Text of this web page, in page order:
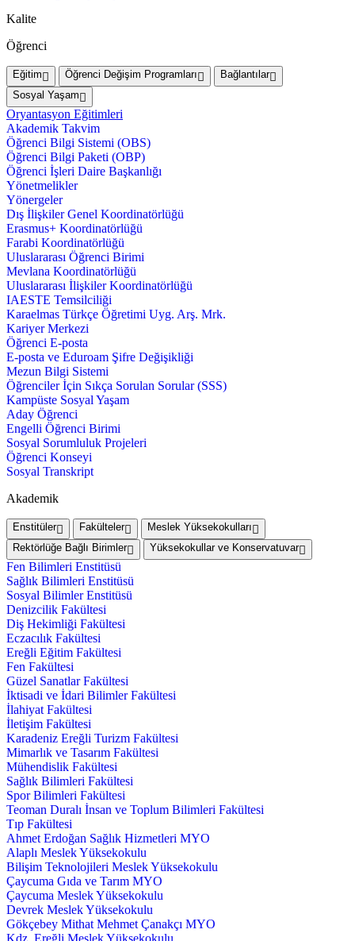
Kalite
Öğrenci
Eğitim Öğrenci Değişim Programları
Bağlantılar
Sosyal Yaşam
Oryantasyon Eğitimleri
Akademik Takvim
Öğrenci Bilgi Sistemi (OBS)
Öğrenci Bilgi Paketi (OBP)
Öğrenci İşleri Daire Başkanlığı
Yönetmelikler
Yönergeler
Dış İlişkiler Genel Koordinatörlüğü
Erasmus+ Koordinatörlüğü
Farabi Koordinatörlüğü
Uluslararası Öğrenci Birimi
Mevlana Koordinatörlüğü
Uluslararası İlişkiler Koordinatörlüğü
IAESTE Temsilciliği
Karaelmas Türkçe Öğretimi Uyg. Arş. Mrk.
Kariyer Merkezi
Öğrenci E-posta
E-posta ve Eduroam Şifre Değişikliği
Mezun Bilgi Sistemi
Öğrenciler İçin Sıkça Sorulan Sorular (SSS)
Kampüste Sosyal Yaşam
Aday Öğrenci
Engelli Öğrenci Birimi
Sosyal Sorumluluk Projeleri
Öğrenci Konseyi
Sosyal Transkript
Akademik
Enstitüler Fakülteler
Meslek Yüksekokulları
Rektörlüğe Bağlı Birimler
Yüksekokullar ve Konservatuvar
Fen Bilimleri Enstitüsü
Sağlık Bilimleri Enstitüsü
Sosyal Bilimler Enstitüsü
Denizcilik Fakültesi
Diş Hekimliği Fakültesi
Eczacılık Fakültesi
Ereğli Eğitim Fakültesi
Fen Fakültesi
Güzel Sanatlar Fakültesi
İktisadi ve İdari Bilimler Fakültesi
İlahiyat Fakültesi
İletişim Fakültesi
Karadeniz Ereğli Turizm Fakültesi
Mimarlık ve Tasarım Fakültesi
Mühendislik Fakültesi
Sağlık Bilimleri Fakültesi
Spor Bilimleri Fakültesi
Teoman Duralı İnsan ve Toplum Bilimleri Fakültesi
Tıp Fakültesi
Ahmet Erdoğan Sağlık Hizmetleri MYO
Alaplı Meslek Yüksekokulu
Bilişim Teknolojileri Meslek Yüksekokulu
Çaycuma Gıda ve Tarım MYO
Çaycuma Meslek Yüksekokulu
Devrek Meslek Yüksekokulu
Gökçebey Mithat Mehmet Çanakçı MYO